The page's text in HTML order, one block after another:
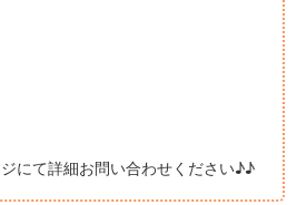
にて詳細お問い合わせください♪♪